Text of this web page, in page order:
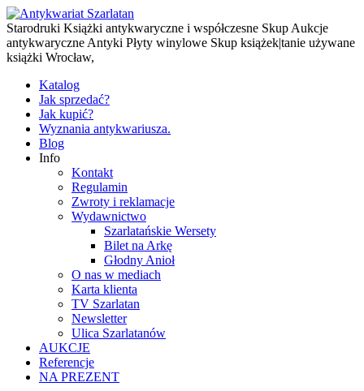
Starodruki Książki antykwaryczne i współczesne Skup Aukcje
antykwaryczne Antyki Płyty winylowe Skup książek|tanie używane
książki Wrocław,
Katalog
Jak sprzedać?
Jak kupić?
Wyznania antykwariusza.
Blog
Info
Kontakt
Regulamin
Zwroty i reklamacje
Wydawnictwo
Szarlatańskie Wersety
Bilet na Arkę
Głodny Anioł
O nas w mediach
Karta klienta
TV Szarlatan
Newsletter
Ulica Szarlatanów
AUKCJE
Referencje
NA PREZENT